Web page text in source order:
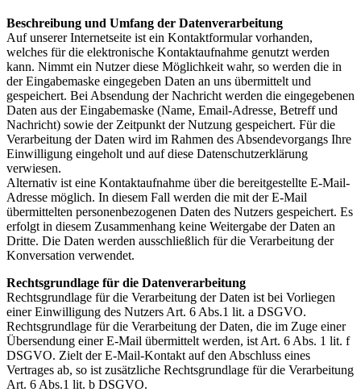
Beschreibung und Umfang der Datenverarbeitung
Auf unserer Internetseite ist ein Kontaktformular vorhanden,
welches für die elektronische Kontaktaufnahme genutzt werden
kann. Nimmt ein Nutzer diese Möglichkeit wahr, so werden die in
der Eingabemaske eingegeben Daten an uns übermittelt und
gespeichert. Bei Absendung der Nachricht werden die eingegebenen
Daten aus der Eingabemaske (Name, Email-Adresse, Betreff und
Nachricht) sowie der Zeitpunkt der Nutzung gespeichert. Für die
Verarbeitung der Daten wird im Rahmen des Absendevorgangs Ihre
Einwilligung eingeholt und auf diese Datenschutzerklärung
verwiesen.
Alternativ ist eine Kontaktaufnahme über die bereitgestellte E-Mail-
Adresse möglich. In diesem Fall werden die mit der E-Mail
übermittelten personenbezogenen Daten des Nutzers gespeichert. Es
erfolgt in diesem Zusammenhang keine Weitergabe der Daten an
Dritte. Die Daten werden ausschließlich für die Verarbeitung der
Konversation verwendet.
Rechtsgrundlage für die Datenverarbeitung
Rechtsgrundlage für die Verarbeitung der Daten ist bei Vorliegen
einer Einwilligung des Nutzers Art. 6 Abs.1 lit. a DSGVO.
Rechtsgrundlage für die Verarbeitung der Daten, die im Zuge einer
Übersendung einer E-Mail übermittelt werden, ist Art. 6 Abs. 1 lit. f
DSGVO. Zielt der E-Mail-Kontakt auf den Abschluss eines
Vertrages ab, so ist zusätzliche Rechtsgrundlage für die Verarbeitung
Art. 6 Abs.1 lit. b DSGVO.